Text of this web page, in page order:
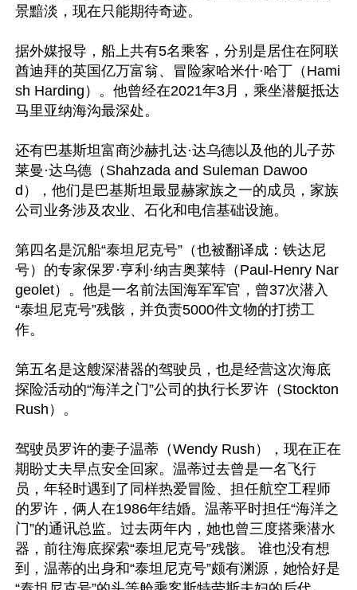
景黯淡，现在只能期待奇迹。
据外媒报导，船上共有5名乘客，分别是居住在阿联
酋迪拜的英国亿万富翁、冒险家哈米什·哈丁（Hami
sh Harding）。他曾经在2021年3月，乘坐潜艇抵达
马里亚纳海沟最深处。
还有巴基斯坦富商沙赫扎达·达乌德以及他的儿子苏
莱曼·达乌德（Shahzada and Suleman Dawoo
d），他们是巴基斯坦最显赫家族之一的成员，家族
公司业务涉及农业、石化和电信基础设施。
第四名是沉船“泰坦尼克号”（也被翻译成：铁达尼
号）的专家保罗·亨利·纳吉奥莱特（Paul-Henry Nar
geolet）。他是一名前法国海军军官，曾37次潜入
“泰坦尼克号”残骸，并负责5000件文物的打捞工
作。
第五名是这艘深潜器的驾驶员，也是经营这次海底
探险活动的“海洋之门”公司的执行长罗许（Stockton
Rush）。
驾驶员罗许的妻子温蒂（Wendy Rush），现在正在
期盼丈夫早点安全回家。温蒂过去曾是一名飞行
员，年轻时遇到了同样热爱冒险、担任航空工程师
的罗许，俩人在1986年结婚。温蒂平时担任“海洋之
门”的通讯总监。过去两年内，她也曾三度搭乘潜水
器，前往海底探索“泰坦尼克号”残骸。 谁也没有想
到，温蒂的出身和“泰坦尼克号”颇有渊源，她恰好是